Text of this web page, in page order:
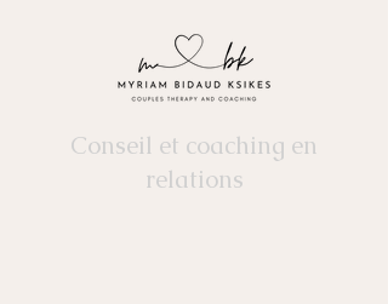
Conseil et coaching en
relations